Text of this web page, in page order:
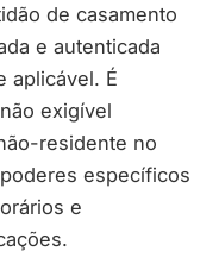
de casamento
e autenticada
aplicável. É
exigível
residente no
específicos
e